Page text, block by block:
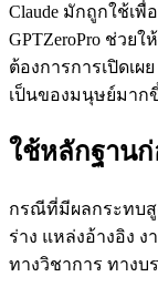
Claude มักถูกใช้เพื่
GPTZeroPro ช่วย
ต้องการการเปิดเ
เป็นของมนุษย์มาก
ใช้หลักฐานก่
กรณีที่มีผลกระทบสู
ร่าง แหล่งอ้างอิง
ทางวิชาการ ทาง